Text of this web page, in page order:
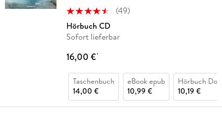
(49)
Hörbuch CD
Sofort lieferbar
16,00 €*
Taschenbuch
14,00 €
eBook epub
10,99 €
Hörbuch
10,19 €